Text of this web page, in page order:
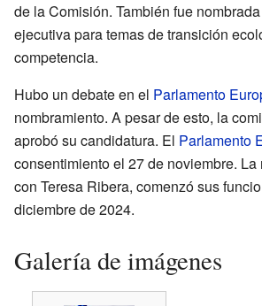
de la Comisión. También fue
ejecutiva para temas de transición
competencia.
Hubo un debate en el Parlamento
nombramiento. A pesar de esto, la
aprobó su candidatura. El Parlamento
consentimiento el 27 de noviembre.
con Teresa Ribera, comenzó sus
diciembre de 2024.
Galería de imágenes